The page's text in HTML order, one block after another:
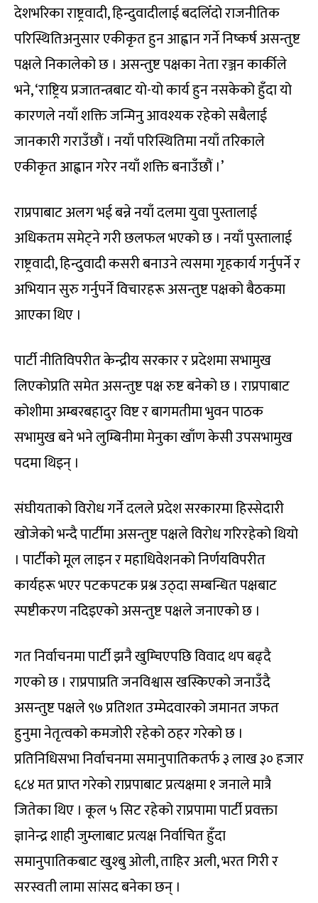
देशभरिका राष्ट्रवादी, हिन्दुवादीलाई बदलिँदो राजनीतिक
परिस्थितिअनुसार एकीकृत हुन आह्वान गर्ने निष्कर्ष असन्तुष्ट
पक्षले निकालेको छ । असन्तुष्ट पक्षका नेता रञ्जन कार्कीले
भने, ‘राष्ट्रिय प्रजातन्त्रबाट यो-यो कार्य हुन नसकेको हुँदा यो
कारणले नयाँ शक्ति जन्मिनु आवश्यक रहेको सबैलाई
जानकारी गराउँछौं । नयाँ परिस्थितिमा नयाँ तरिकाले
एकीकृत आह्वान गरेर नयाँ शक्ति बनाउँछौं ।’
राप्रपाबाट अलग भई बन्ने नयाँ दलमा युवा पुस्तालाई
अधिकतम समेट्ने गरी छलफल भएको छ । नयाँ पुस्तालाई
राष्ट्रवादी, हिन्दुवादी कसरी बनाउने त्यसमा गृहकार्य गर्नुपर्ने र
अभियान सुरु गर्नुपर्ने विचारहरू असन्तुष्ट पक्षको बैठकमा
आएका थिए ।
पार्टी नीतिविपरीत केन्द्रीय सरकार र प्रदेशमा सभामुख
लिएकोप्रति समेत असन्तुष्ट पक्ष रुष्ट बनेको छ । राप्रपाबाट
कोशीमा अम्बरबहादुर विष्ट र बागमतीमा भुवन पाठक
सभामुख बने भने लुम्बिनीमा मेनुका खाँण केसी उपसभामुख
पदमा थिइन् ।
संघीयताको विरोध गर्ने दलले प्रदेश सरकारमा हिस्सेदारी
खोजेको भन्दै पार्टीमा असन्तुष्ट पक्षले विरोध गरिरहेको थियो
। पार्टीको मूल लाइन र महाधिवेशनको निर्णयविपरीत
कार्यहरू भएर पटकपटक प्रश्न उठ्दा सम्बन्धित पक्षबाट
स्पष्टीकरण नदिइएको असन्तुष्ट पक्षले जनाएको छ ।
गत निर्वाचनमा पार्टी झनै खुम्चिएपछि विवाद थप बढ्दै
गएको छ । राप्रपाप्रति जनविश्वास खस्किएको जनाउँदै
असन्तुष्ट पक्षले ९७ प्रतिशत उम्मेदवारको जमानत जफत
हुनुमा नेतृत्वको कमजोरी रहेको ठहर गरेको छ ।
प्रतिनिधिसभा निर्वाचनमा समानुपातिकतर्फ ३ लाख ३० हजार
६८४ मत प्राप्त गरेको राप्रपाबाट प्रत्यक्षमा १ जनाले मात्रै
जितेका थिए । कूल ५ सिट रहेको राप्रपामा पार्टी प्रवक्ता
ज्ञानेन्द्र शाही जुम्लाबाट प्रत्यक्ष निर्वाचित हुँदा
समानुपातिकबाट खुश्बु ओली, ताहिर अली, भरत गिरी र
सरस्वती लामा सांसद बनेका छन् ।